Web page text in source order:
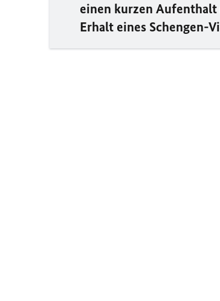
einen kurzen Aufenthalt
Erhalt eines Schengen-